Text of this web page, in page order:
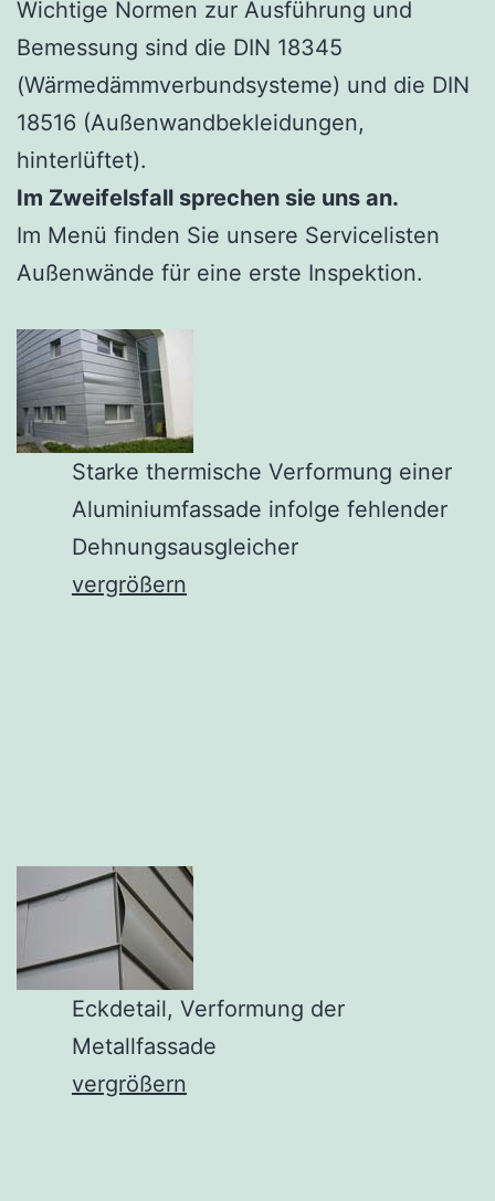
Wichtige Normen zur Ausführung und
Bemessung sind die DIN 18345
(Wärmedämmverbundsysteme) und die DIN
18516 (Außenwandbekleidungen,
hinterlüftet).
Im Zweifelsfall sprechen sie uns an.
Im Menü finden Sie unsere Servicelisten
Außenwände für eine erste Inspektion.
Starke thermische Verformung einer
Aluminiumfassade infolge fehlender
Dehnungsausgleicher
vergrößern
Eckdetail, Verformung der
Metallfassade
vergrößern